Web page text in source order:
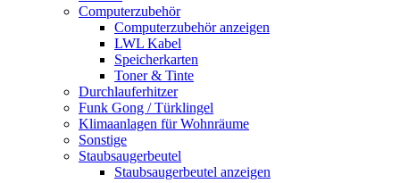
Computerzubehör
Computerzubehör anzeigen
LWL Kabel
Speicherkarten
Toner & Tinte
Durchlauferhitzer
Funk Gong / Türklingel
Klimaanlagen für Wohnräume
Sonstige
Staubsaugerbeutel
Staubsaugerbeutel anzeigen